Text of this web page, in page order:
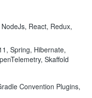
React, Redux,
Spring, Hibernate,
Skaffold
Convention Plugins,